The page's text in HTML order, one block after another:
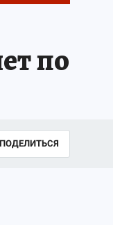
по
ПОДЕЛИТЬСЯ